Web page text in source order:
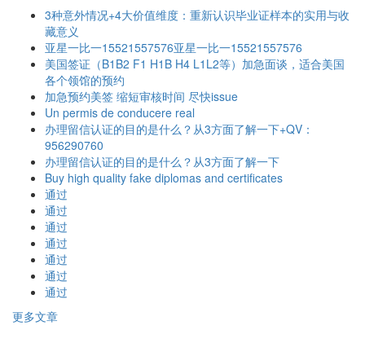
3种意外情况+4大价值维度：重新认识毕业证样本的实用与收
藏意义
亚星一比一15521557576亚星一比一15521557576
美国签证（B1B2 F1 H1B H4 L1L2等）加急面谈，适合美国
各个领馆的预约
加急预约美签 缩短审核时间 尽快issue
Un permis de conducere real
办理留信认证的目的是什么？从3方面了解一下+QV：
956290760
办理留信认证的目的是什么？从3方面了解一下
Buy high quality fake diplomas and certificates
通过
通过
通过
通过
通过
通过
通过
更多文章